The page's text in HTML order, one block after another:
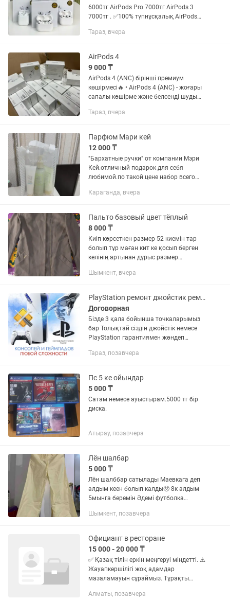
6000тг AirPods Pro 7000тг AirPods 3
7000тг . ✅100% түпнұсқалық AirPods
корпустың зарядын көрсетеді ✅AirPode
Тараз, вчера
AirPods 4
9 000 ₸
AirPods 4 (ANC) бірінші премиум
көшірмесі🔥 • AirPods 4 (ANC) - жоғары
сапалы көшірме және белсенді шуды
режимімен, автоматты тоқтау және
Тараз, вчера
Парфюм Мари кей
12 000 ₸
"Бархатные ручки" от компании Мэри
Кей.отличный подарок для себя
любимой.по такой цене набор всего
в наличии бальзам для губ
Караганда, вчера
Пальто базовый цвет тёплый
8 000 ₸
Киіп көрсеткен размер 52 киемін тар
болып тұр маған кит ке қосып берген
келінің артынан дұрыс размер
азам деп жүріп азбадым 🤭😂🙈 48ге де
Шымкент, вчера
PlayStation ремонт джойстик ремонт жасаймыз гарантиямен PS5 пс 5 пс4 жөндеу
Договорная
Бізде 3 қала бойынша точкаларымыз
бар Толықтай сіздін джойстік немесе
PlayStation гарантиямен жөндеп
ке қатысты бәрі бар Стик 500 Резистор
Тараз, позавчера
Пс 5 ке ойындар
5 000 ₸
Сатам немесе ауыстырам.5000 тг бір
диска.
Атырау, позавчера
Лён шалбар
5 000 ₸
Лён шалббар сатылады Маевкага деп
алдым кеен болып калды🥹 8к алдым
5мынга беремін Әдемі футболка
Шымкент, позавчера
Официант в ресторане
15 000 - 20 000 ₸
✅ Қазақ тілін еркін меңгеруі міндетті. ⚠️
Жауапкершілігі жоқ адамдар
мазаламауын сұраймыз. Тұрақты
18 жастан 23 жасқа дейін. 🔹 Міндетті
Алматы, позавчера